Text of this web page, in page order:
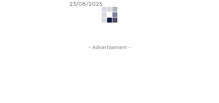
23/08/2025
- Advertisement -